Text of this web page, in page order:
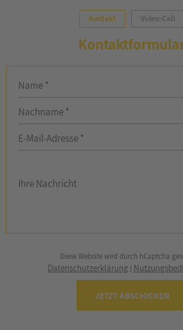
Kontakt Video-Call
Name *
Nachname *
E-Mail-Adresse *
Ihre Nachricht
Diese Website wird durch hCaptcha
Datenschutzerklärung |
JETZT ABSCHICKEN